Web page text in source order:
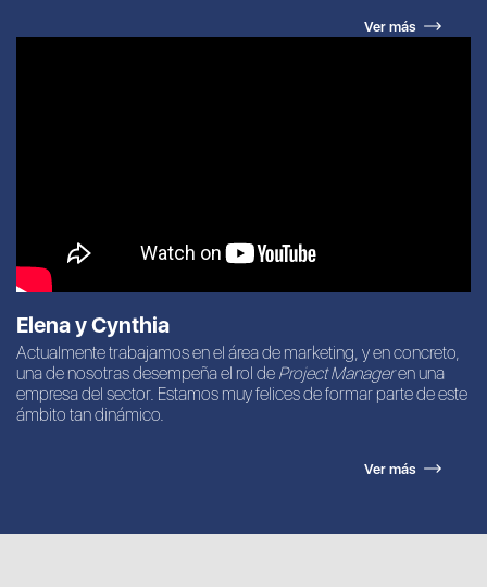
Ver más
Elena y Cynthia
Actualmente trabajamos en el área de marketing, y en concreto,
una de nosotras desempeña el rol de Project Manageren una
empresa del sector. Estamos muy felices de formar parte de este
ámbito tan dinámico.
Ver más